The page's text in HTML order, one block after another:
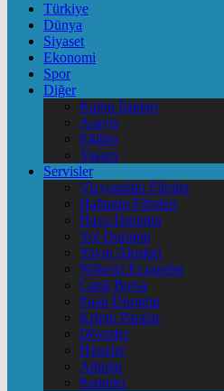
Türkiye
Dünya
Siyaset
Ekonomi
Spor
Diğer
Kamu İlanları
Asayiş
Eğitim
Yaşam
Servisler
Vizyondaki Filmler
Haftanin Filmleri
Hava Durumu
Yol Durumu
Yayın Akışları
Nöbetçi Eczaneler
Canlı Borsa
Puan Durumu
Kripto Paralar
Dövizler
Hisseler
Altınlar
Pariteler